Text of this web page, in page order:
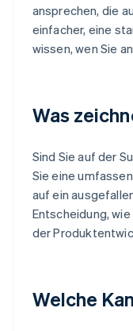
ansprechen, die
einfacher, eine
wissen, wen Sie
Was
Sind Sie auf der
Sie eine
auf ein
Entscheidung,
der
Welche